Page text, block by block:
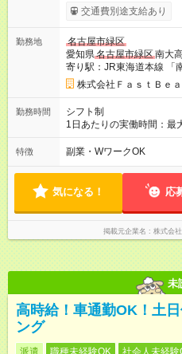
月インセンティブポイン
じてインセンティブポイ
理美容師手当あり 研修期間6ヶ月間は以下給与のみ変更あり 時
給1140円 ※交通費支給（全額支給） ※給与に関しては2025年度
の最低賃金を反映済み ※
期によっては変動の可能
せください 【試用期
交通費別途支給あり
勤務地
名古屋市緑区
愛知県名古屋市緑区南大
寄り駅：JR東海道本線 「
株式会社ＦａｓｔＢｅ
勤務時間
シフト制
1日あたりの実働時間：最
週2日～、1日5時間～OK
え決定します 扶養内勤務
特徴 副業・WワークOK
気になる！ 応
掲載元企業名 株式会
未
高時給！車通勤OK！土
ング
派遣 職種未経験OK 社会人未経験